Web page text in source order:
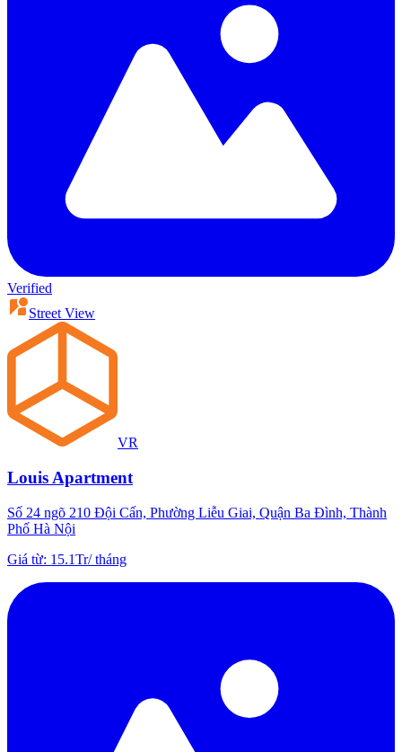
Verified
Street View
VR
Louis Apartment
Số 24 ngõ 210 Đội Cấn, Phường Liễu Giai, Quận Ba Đình, Thành
Phố Hà Nội
Giá từ: 15.1Tr/tháng